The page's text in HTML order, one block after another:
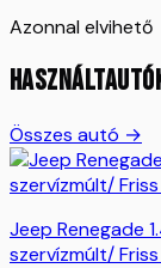
Azonnal elvihető
Összes autó →
Jeep Renegade
szervízmúlt/